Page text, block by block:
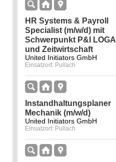
HR Systems & Payroll
Specialist (m/w/d) mit
Schwerpunkt P&I LOGA
und Zeitwirtschaft
United Initiators GmbH
Einsatzort: Pullach
Instandhaltungsplaner
Mechanik (m/w/d)
United Initiators GmbH
Einsatzort: Pullach